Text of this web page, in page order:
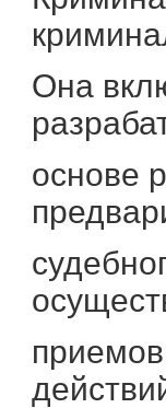
Она
основе